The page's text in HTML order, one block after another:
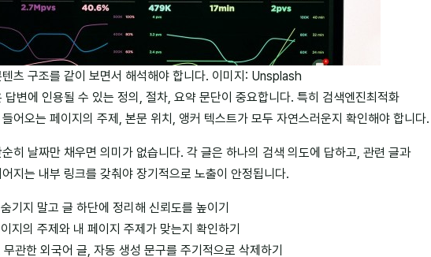
츠 구조를 같이 보면서 해석해야 합니다. 이미지: Unsplash
답변에 인용될 수 있는 정의, 절차, 요약 문단이 중요합니다. 특히 검색엔진최적화
어오는 페이지의 주제, 본문 위치, 앵커 텍스트가 모두 자연스러운지 확인해야 합니다.
히 날짜만 채우면 의미가 없습니다. 각 글은 하나의 검색 의도에 답하고, 관련 글과
지는 내부 링크를 갖춰야 장기적으로 노출이 안정됩니다.
기지 말고 글 하단에 정리해 신뢰도를 높이기
지의 주제와 내 페이지 주제가 맞는지 확인하기
관한 외국어 글, 자동 생성 문구를 주기적으로 삭제하기